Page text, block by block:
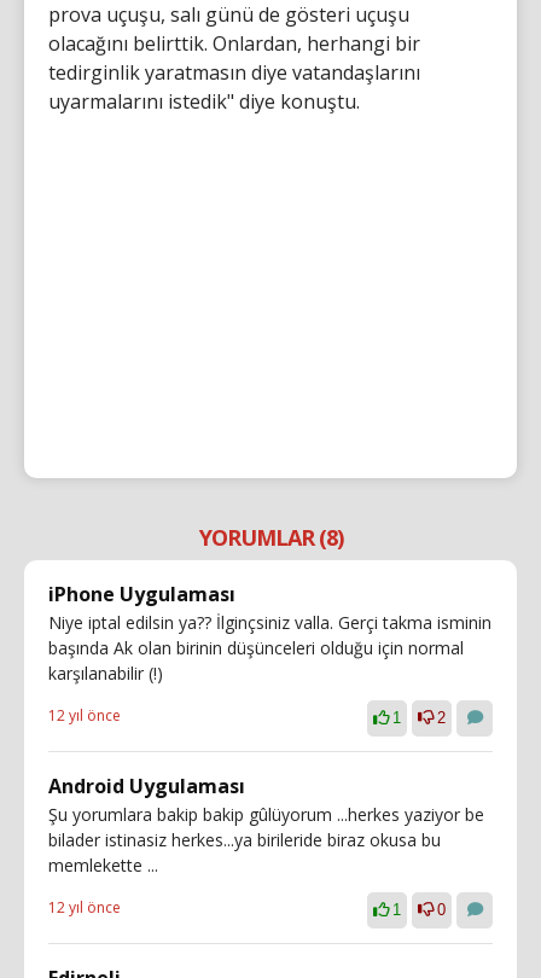
prova uçuşu, salı günü de gösteri uçuşu
olacağını belirttik. Onlardan, herhangi bir
tedirginlik yaratmasın diye vatandaşlarını
uyarmalarını istedik" diye konuştu.
YORUMLAR (8)
iPhone Uygulaması
Niye iptal edilsin ya?? İlginçsiniz valla. Gerçi takma isminin
başında Ak olan birinin düşünceleri olduğu için normal
karşılanabilir (!)
12 yıl önce 1 2
Android Uygulaması
Şu yorumlara bakip bakip gûlüyorum ...herkes yaziyor be
bilader istinasiz herkes...ya birileride biraz okusa bu
memlekette ...
12 yıl önce 1 0